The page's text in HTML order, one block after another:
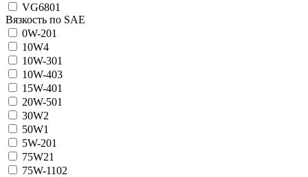
VG6801
Вязкость по SAE
0W-201
10W4
10W-301
10W-403
15W-401
20W-501
30W2
50W1
5W-201
75W21
75W-1102